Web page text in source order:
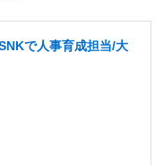
で人事育成担当/大